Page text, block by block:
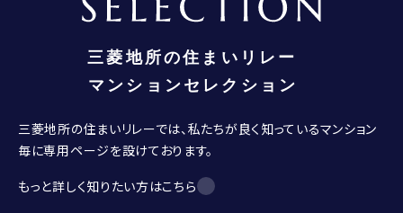
三菱地所の住まいリレーでは、私たちが良く知っているマンション
毎に専用ページを設けております。
もっと詳しく知りたい方はこちら